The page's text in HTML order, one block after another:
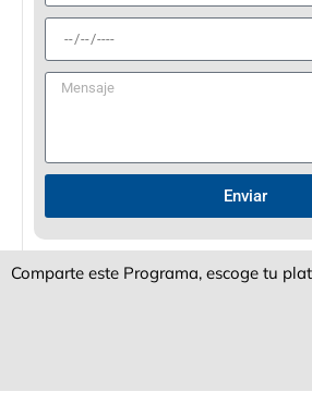
Enviar
Comparte este Programa, escoge tu